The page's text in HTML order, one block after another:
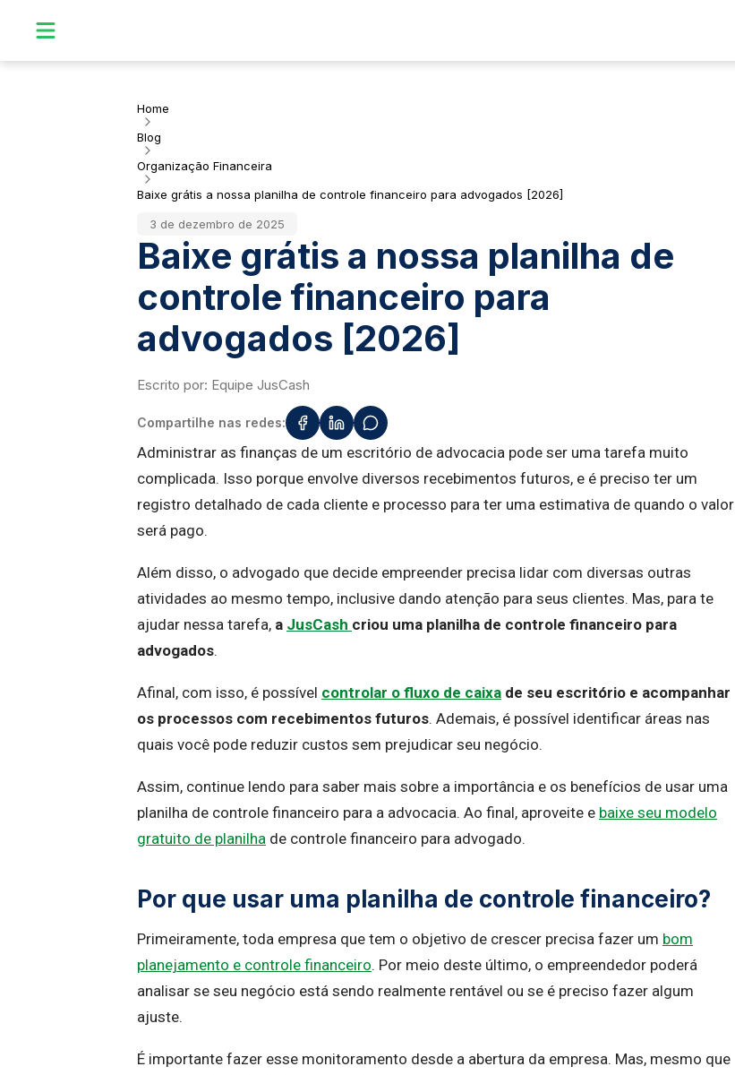
Home
Blog
Organização Financeira
Baixe grátis a nossa planilha de controle financeiro para advogados [2026]
3 de dezembro de 2025
Baixe grátis a nossa planilha de
controle financeiro para
advogados [2026]
Escrito por: Equipe JusCash
Compartilhe nas redes:
Administrar as finanças de um escritório de advocacia pode ser uma tarefa muito
complicada. Isso porque envolve diversos recebimentos futuros, e é preciso ter um
registro detalhado de cada cliente e processo para ter uma estimativa de quando o valor
será pago.
Além disso, o advogado que decide empreender precisa lidar com diversas outras
atividades ao mesmo tempo, inclusive dando atenção para seus clientes. Mas, para te
ajudar nessa tarefa, a JusCash criou uma planilha de controle financeiro para
advogados.
Afinal, com isso, é possível controlar o fluxo de caixa de seu escritório e acompanhar
os processos com recebimentos futuros. Ademais, é possível identificar áreas nas
quais você pode reduzir custos sem prejudicar seu negócio.
Assim, continue lendo para saber mais sobre a importância e os benefícios de usar uma
planilha de controle financeiro para a advocacia. Ao final, aproveite e baixe seu modelo
gratuito de planilha de controle financeiro para advogado.
Por que usar uma planilha de controle financeiro?
Primeiramente, toda empresa que tem o objetivo de crescer precisa fazer um bom
planejamento e controle financeiro. Por meio deste último, o empreendedor poderá
analisar se seu negócio está sendo realmente rentável ou se é preciso fazer algum
ajuste.
É importante fazer esse monitoramento desde a abertura da empresa. Mas, mesmo que